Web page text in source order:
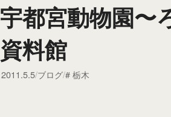
宇都宮動物園〜
資料館
2011.5.5 ブログ 栃木